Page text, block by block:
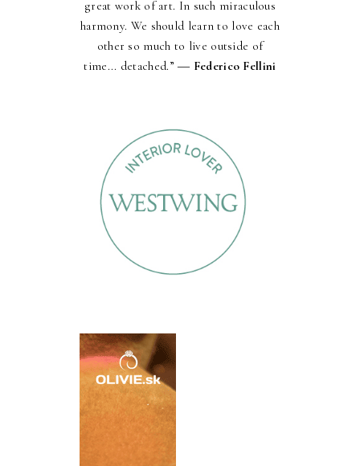
great work of art. In such miraculous
harmony. We should learn to love each
other so much to live outside of
time... detached.” ― Federico Fellini